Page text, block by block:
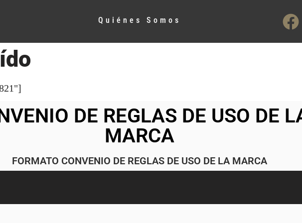
Quiénes Somos
DE REGLAS DE USO DE
MARCA
FORMATO CONVENIO DE REGLAS DE USO DE LA MARCA